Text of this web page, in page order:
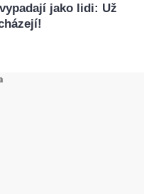
jako lidi: Už